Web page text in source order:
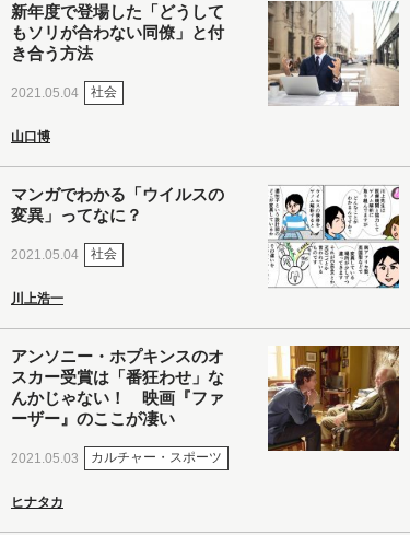
新年度で登場した「どうして
もソリが合わない同僚」と付
き合う方法
2021.05.04 社会
山口博
マンガでわかる「ウイルスの
変異」ってなに？
2021.05.04 社会
川上浩一
アンソニー・ホプキンスのオ
スカー受賞は「番狂わせ」な
んかじゃない！ 映画『ファ
ーザー』のここが凄い
2021.05.03 カルチャー・スポーツ
ヒナタカ